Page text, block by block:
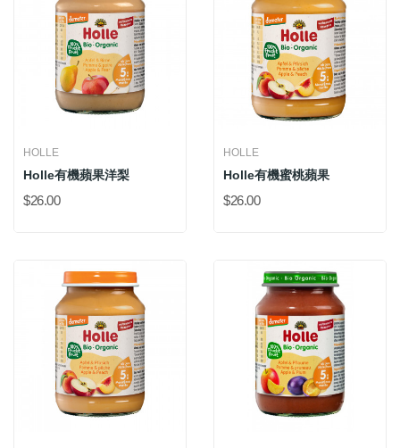
HOLLE
Holle有機蘋果洋梨
$26.00
HOLLE
Holle有機蜜桃蘋果
$26.00